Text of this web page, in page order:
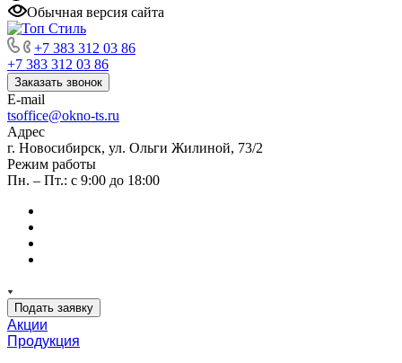
Обычная версия сайта
+7 383 312 03 86
+7 383 312 03 86
Заказать звонок
E-mail
tsoffice@okno-ts.ru
Адрес
г. Новосибирск, ул. Ольги Жилиной, 73/2
Режим работы
Пн. – Пт.: с 9:00 до 18:00
Подать заявку
Акции
Продукция